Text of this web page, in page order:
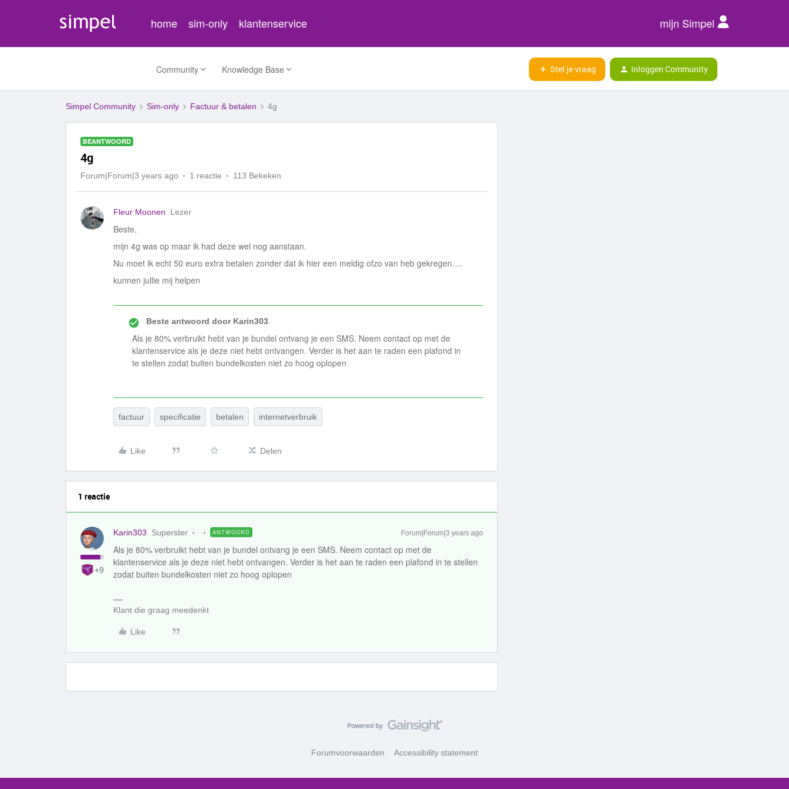
home sim-only klantenservice mijn Simpel
Community Knowledge Base Stel je vraag Inloggen Community
Simpel Community Sim-only Factuur & betalen 4g
BEANTWOORD
4g
Forum|Forum|3 years ago 1 reactie 113 Bekeken
Fleur Moonen Lezer
Beste,
mijn 4g was op maar ik had deze wel nog aanstaan.
Nu moet ik echt 50 euro extra betalen zonder dat ik hier een meldig ofzo van heb gekregen….
kunnen jullie mij helpen
Beste antwoord doorKarin303
Als je 80% verbruikt hebt van je bundel ontvang je een SMS. Neem contact op met de
klantenservice als je deze niet hebt ontvangen. Verder is het aan te raden een plafond in
te stellen zodat buiten bundelkosten niet zo hoog oplopen
factuur specificatie betalen internetverbruik
Like Delen
1 reactie
+9
Karin303 Superster ANTWOORD Forum|Forum|3 years ago
Als je 80% verbruikt hebt van je bundel ontvang je een SMS. Neem contact op met de
klantenservice als je deze niet hebt ontvangen. Verder is het aan te raden een plafond in te stellen
zodat buiten bundelkosten niet zo hoog oplopen
Klant die graag meedenkt
Like
Forumvoorwaarden Accessibility statement